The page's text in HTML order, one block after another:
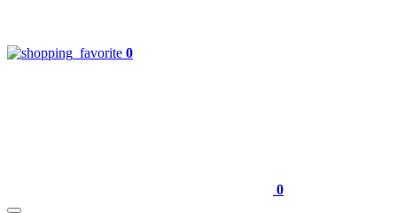
0
0